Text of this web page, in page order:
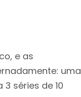
e as
uma
séries de 10